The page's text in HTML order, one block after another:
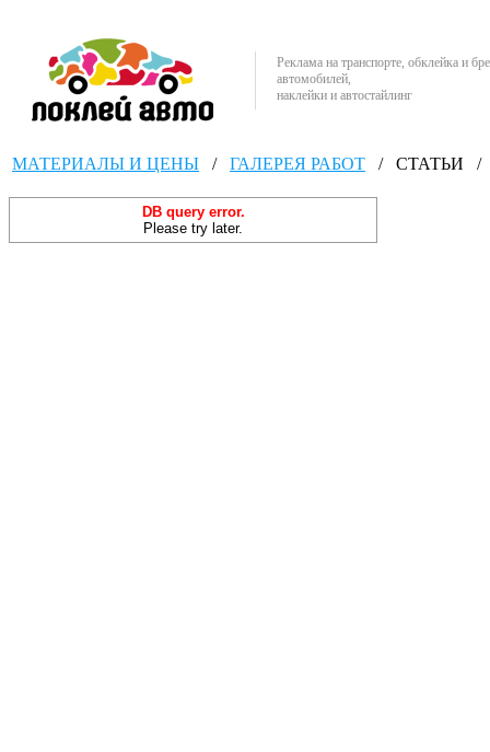
Реклама на транспорте, обклейка и
автомобилей,
наклейки и автостайлинг
МАТЕРИАЛЫ И ЦЕНЫ / ГАЛЕРЕЯ РАБОТ / СТАТЬИ /
DB query error.
Please try later.